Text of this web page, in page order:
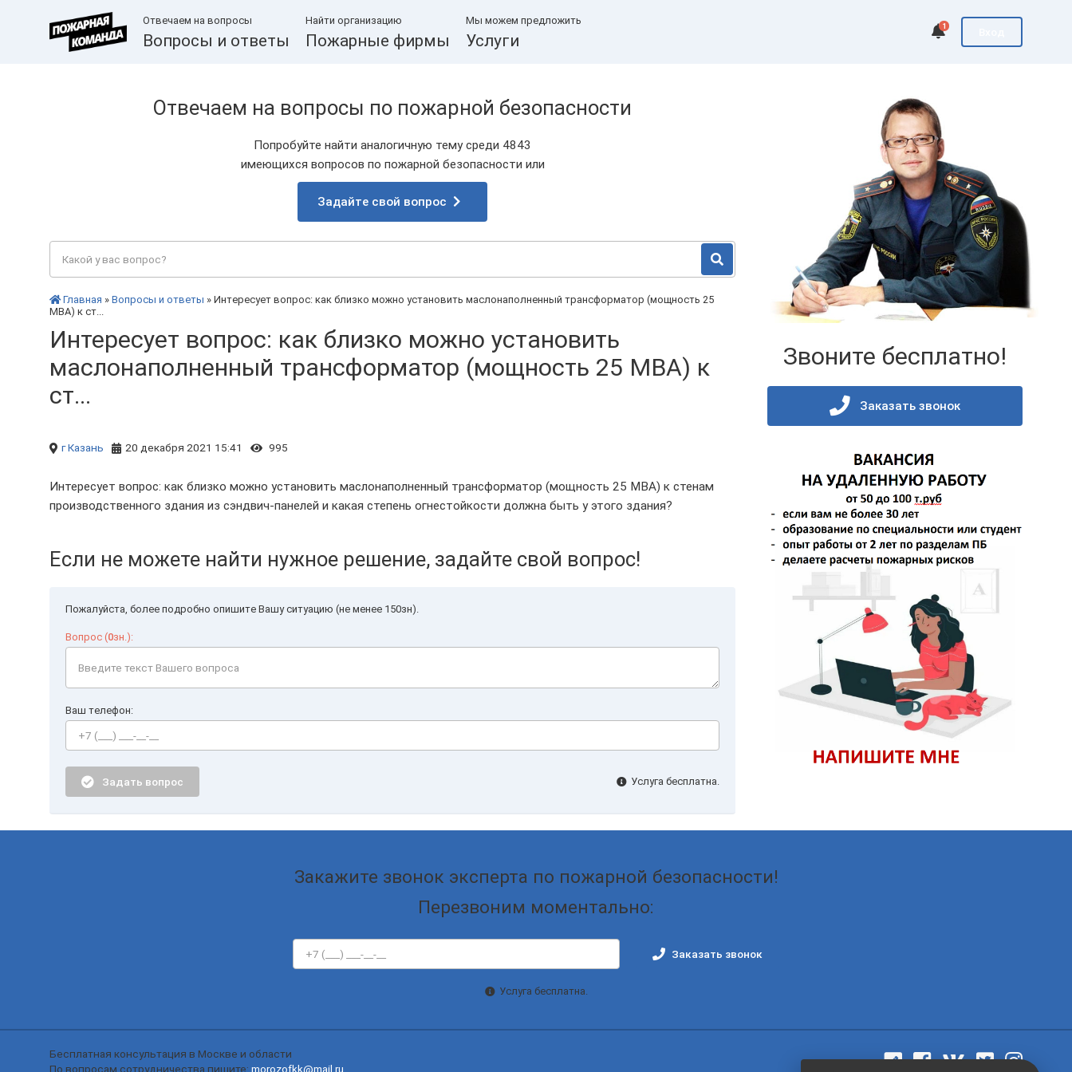
Отвечаем на вопросы
Вопросы и ответы
Найти организацию
Пожарные фирмы
Мы можем предложить
Услуги
1
Отвечаем на вопросы по пожарной безопасности
Попробуйте найти аналогичную тему среди 4843
имеющихся вопросов по пожарной безопасности или
Задайте свой вопрос
Главная » Вопросы и ответы » Интересует вопрос: как близко можно установить маслонаполненный трансформатор (мощность 25
МВА) к ст...
Интересует вопрос: как близко можно установить
маслонаполненный трансформатор (мощность 25 МВА) к
ст...
г Казань 20 декабря 2021 15:41 995
Интересует вопрос: как близко можно установить маслонаполненный трансформатор (мощность 25 МВА) к стенам
производственного здания из сэндвич-панелей и какая степень огнестойкости должна быть у этого здания?
Если не можете найти нужное решение, задайте свой вопрос!
Пожалуйста, более подробно опишите Вашу ситуацию (не менее 150зн).
Вопрос (0зн.):
Ваш телефон:
Задать вопрос Услуга бесплатна.
Звоните бесплатно!
Заказать звонок
Закажите звонок эксперта по пожарной безопасности!
Перезвоним моментально:
Заказать звонок
Услуга бесплатна.
Бесплатная консультация в Москве и области
По вопросам сотрудничества пишите: morozofkk@mail.ru